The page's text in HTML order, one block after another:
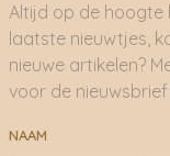
Altijd op de hoogte
laatste nieuwtjes,
nieuwe artikelen?
voor de nieuwsbrief
NAAM